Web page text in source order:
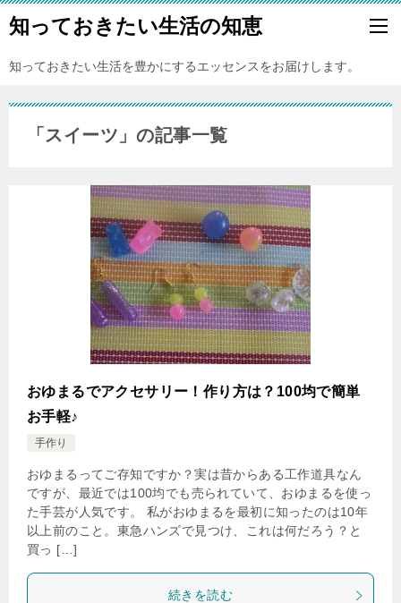
知っておきたい生活の知恵
知っておきたい生活を豊かにするエッセンスをお届けします。
「スイーツ」の記事一覧
おゆまるでアクセサリー！作り方は？100均で簡単
お手軽♪
手作り
おゆまるってご存知ですか？実は昔からある工作道具なん
ですが、最近では100均でも売られていて、おゆまるを使っ
た手芸が人気です。 私がおゆまるを最初に知ったのは10年
以上前のこと。東急ハンズで見つけ、これは何だろう？と
買っ […]
続きを読む